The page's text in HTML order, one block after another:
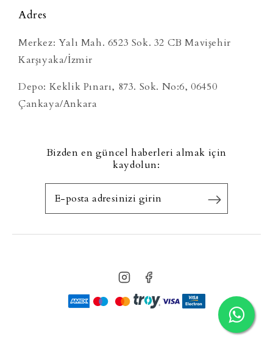
Adres
Merkez: Yalı Mah. 6523 Sok. 32 CB Mavişehir
Karşıyaka/İzmir
Depo: Keklik Pınarı, 873. Sok. No:6, 06450
Çankaya/Ankara
Bizden en güncel haberleri almak için
kaydolun: